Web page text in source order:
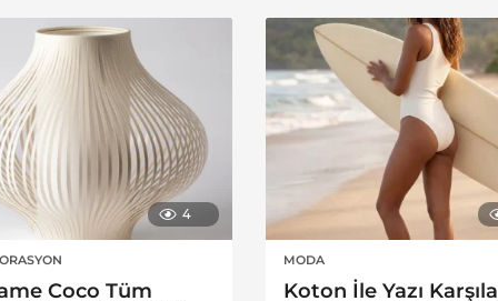
4
Coco Tüm
MODA
Koton İle Yazı